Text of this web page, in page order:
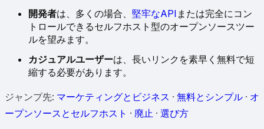
開発者は、多くの場合、 堅牢なAPI または完全にコン
トロールできるセルフホスト型のオープンソースツー
ルを望みます。
カジュアルユーザーは、長いリンクを素早く無料で短
縮する必要があります。
ジャンプ先: マーケティングとビジネス · 無料とシンプル · オ
ープンソースとセルフホスト · 廃止 · 選び方